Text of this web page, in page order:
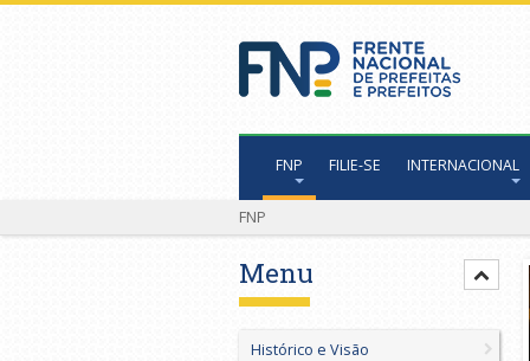
FNP FILIE-SE INTERNACIONAL
FNP
Menu
Histórico e Visão